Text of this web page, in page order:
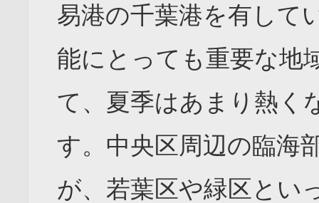
易港の千葉港を有して
能にとっても重要な地
て、夏季はあまり熱く
す。中央区周辺の臨海
が、若葉区や緑区とい